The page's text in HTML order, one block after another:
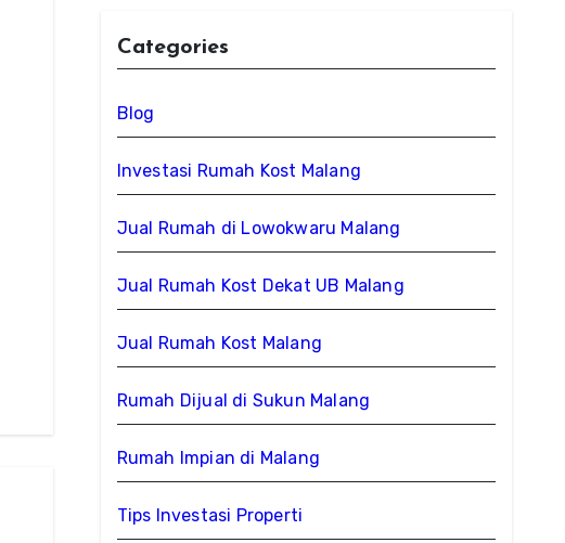
Categories
Blog
Investasi Rumah Kost Malang
Jual Rumah di Lowokwaru Malang
Jual Rumah Kost Dekat UB Malang
Jual Rumah Kost Malang
Rumah Dijual di Sukun Malang
Rumah Impian di Malang
Tips Investasi Properti